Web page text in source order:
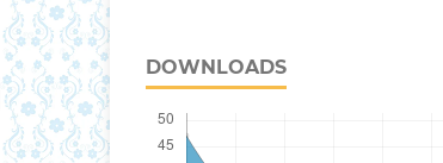
DOWNLOADS